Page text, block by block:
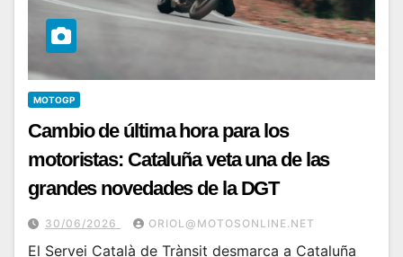
MOTOGP
Cambio de última hora para los
motoristas: Cataluña veta una de las
grandes novedades de la DGT
30/06/2026 ORIOL@MOTOSONLINE.NET
El Servei Català de Trànsit desmarca a Cataluña